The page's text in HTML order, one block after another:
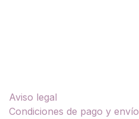
Aviso legal
Condiciones de pago y envío